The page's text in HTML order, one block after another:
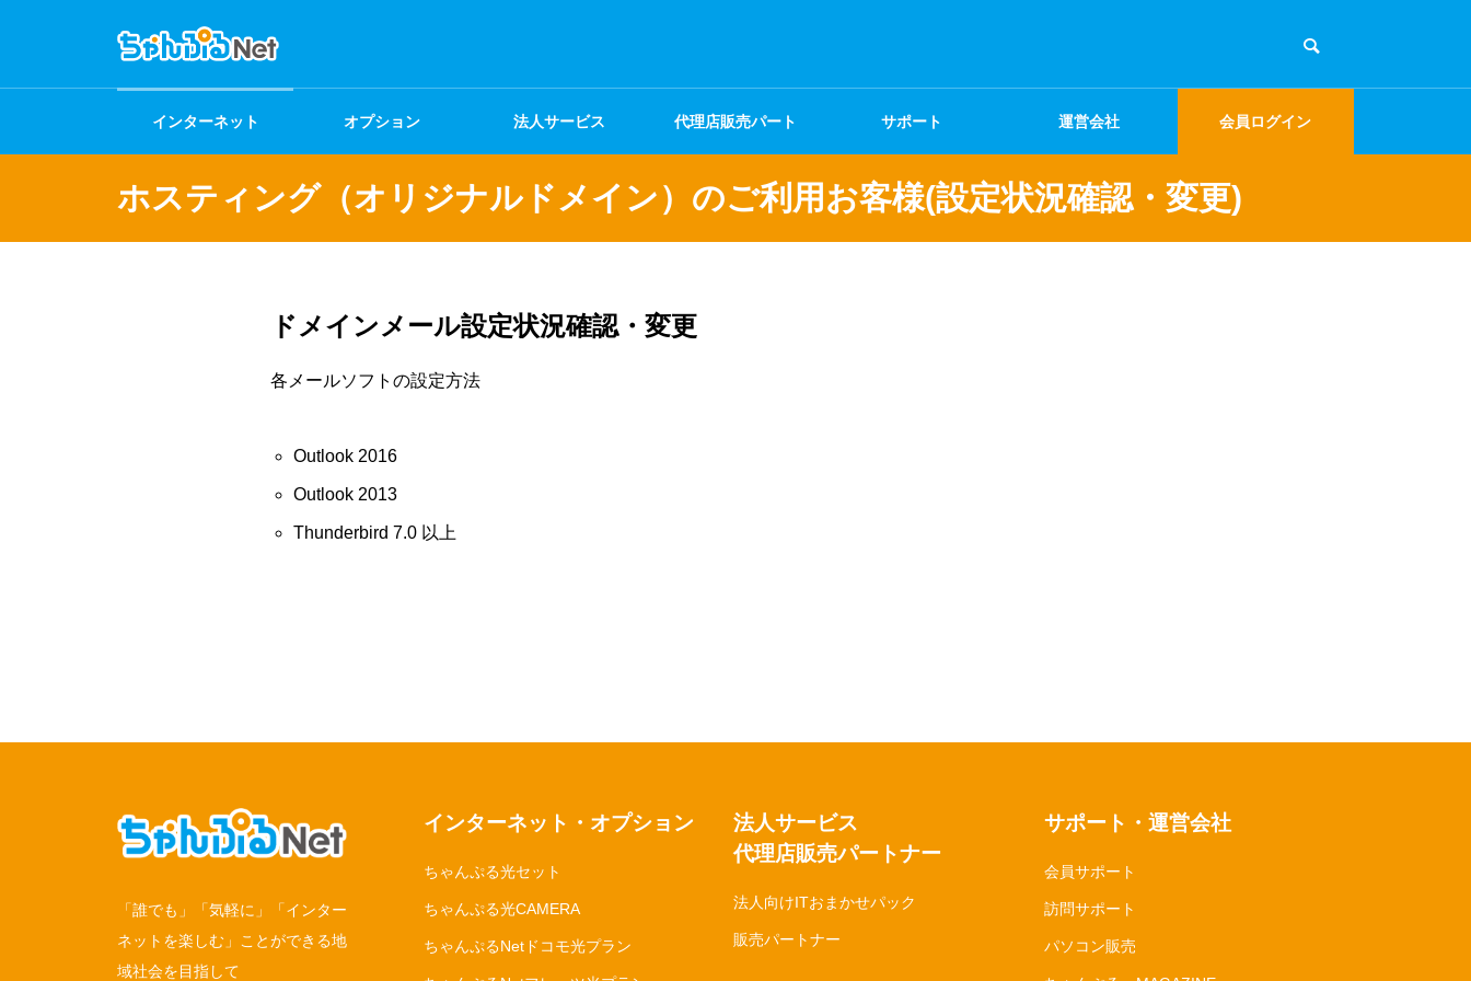
インターネット オプション 法人サービス 代理店販売パート
ナー
サポート 運営会社 会員ログイン
ホスティング（オリジナルドメイン）のご利用お客様(設定状況確認・変更)
ドメインメール設定状況確認・変更
各メールソフトの設定方法
Outlook 2016
Outlook 2013
Thunderbird 7.0 以上
インターネット・オプション
ちゃんぷる光セット
ちゃんぷる光CAMERA
ちゃんぷるNetドコモ光プラン
法人サービス
代理店販売パートナー
法人向けITおまかせパック
販売パートナー
サポート・運営会社
会員サポート
訪問サポート
パソコン販売
「誰でも」「気軽に」「インター
ネットを楽しむ」ことができる地
域社会を目指して